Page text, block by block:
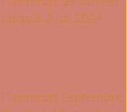
Plannings de Janvier
jusqu’à Juin 2024
Plannings Septembre,